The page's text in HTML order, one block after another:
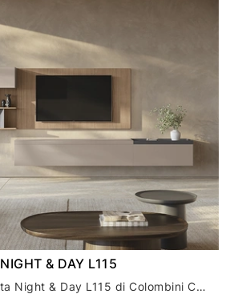
NIGHT & DAY L115
Parete Attrezzata Night & Day L115 di Colombini Casa